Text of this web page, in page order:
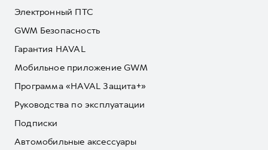
Электронный ПТС
GWM Безопасность
Гарантия HAVAL
Мобильное приложение GWM
Программа «HAVAL Защита+»
Руководства по эксплуатации
Подписки
Автомобильные аксессуары